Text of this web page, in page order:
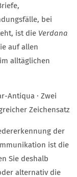
bei
ist die Verdana
auf allen
alltäglichen
Antiqua · Zwei
Zeichensatz
der
ist die
Sie deshalb
alternativ die